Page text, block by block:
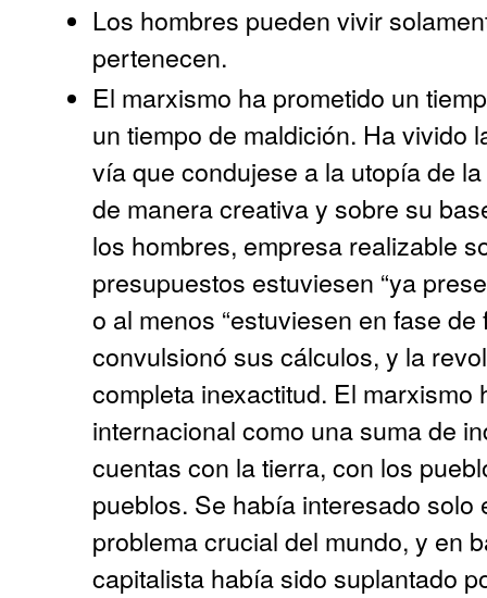
Los hombres pueden vivir
pertenecen.
El marxismo ha prometido un
un tiempo de maldición. Ha vivido
vía que condujese a la utopía de
de manera creativa y sobre su
los hombres, empresa realizable
presupuestos estuviesen “ya
o al menos “estuviesen en fase
convulsionó sus cálculos, y la
completa inexactitud. El
internacional como una suma de
cuentas con la tierra, con los
pueblos. Se había interesado
problema crucial del mundo, y en
capitalista había sido suplantado